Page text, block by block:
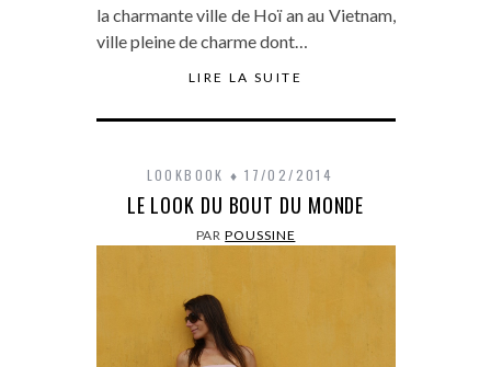
la charmante ville de Hoï an au Vietnam,
ville pleine de charme dont…
LIRE LA SUITE
LOOKBOOK 17/02/2014
LE LOOK DU BOUT DU MONDE
PARPOUSSINE